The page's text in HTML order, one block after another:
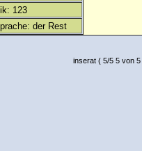
123
der Rest
inserat( 5/5 5 von 5